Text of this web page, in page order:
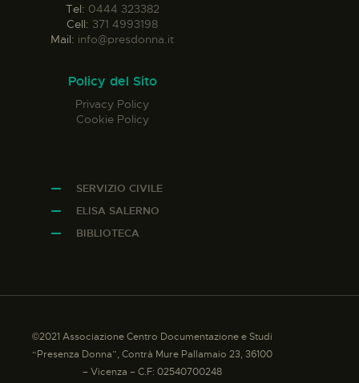
Tel: 0444 323382
Cell: 371 4993198
Mail: info@presdonna.it
Policy del Sito
Privacy Policy
Cookie Policy
SERVIZIO CIVILE
ELISA SALERNO
BIBLIOTECA
©2021 Associazione Centro Documentazione e Studi
“Presenza Donna”, Contrà Mure Pallamaio 23, 36100
– Vicenza – C.F: 02540700248